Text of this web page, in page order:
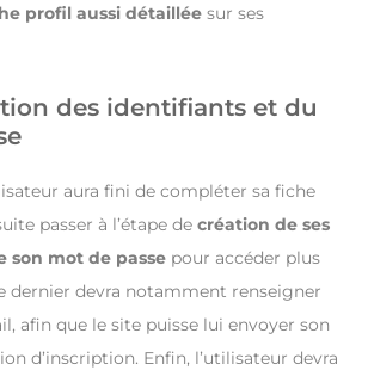
profil aussi détaillée sur ses
des identifiants et du
aura fini de compléter sa fiche
passer à l’étape de création de ses
son mot de passe pour accéder plus
dernier devra notamment renseigner
afin que le site puisse lui envoyer son
d’inscription. Enfin, l’utilisateur devra